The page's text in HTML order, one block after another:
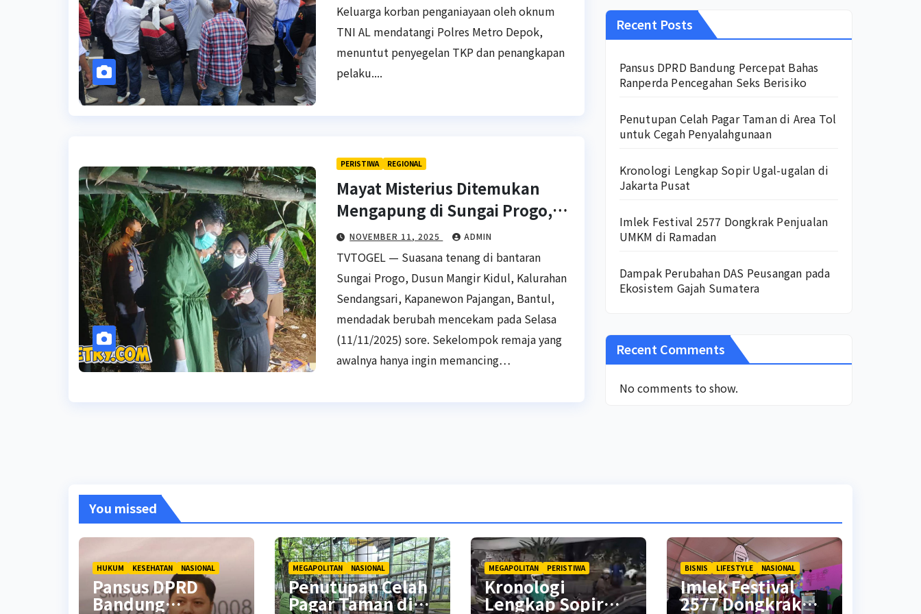
Keluarga korban penganiayaan oleh oknum
TNI AL mendatangi Polres Metro Depok,
menuntut penyegelan TKP dan penangkapan
pelaku....
PERISTIWA REGIONAL
Mayat Misterius Ditemukan
Mengapung di Sungai Progo,
Bocah SMP Jadi Saksi Pertama
NOVEMBER 11, 2025 ADMIN
TVTOGEL — Suasana tenang di bantaran
Sungai Progo, Dusun Mangir Kidul, Kalurahan
Sendangsari, Kapanewon Pajangan, Bantul,
mendadak berubah mencekam pada Selasa
(11/11/2025) sore. Sekelompok remaja yang
awalnya hanya ingin memancing…
Recent Posts
Pansus DPRD Bandung Percepat Bahas
Ranperda Pencegahan Seks Berisiko
Penutupan Celah Pagar Taman di Area Tol
untuk Cegah Penyalahgunaan
Kronologi Lengkap Sopir Ugal-ugalan di
Jakarta Pusat
Imlek Festival 2577 Dongkrak Penjualan
UMKM di Ramadan
Dampak Perubahan DAS Peusangan pada
Ekosistem Gajah Sumatera
Recent Comments
No comments to show.
You missed
HUKUM KESEHATAN NASIONAL
Pansus DPRD
Bandung
MEGAPOLITAN NASIONAL
Penutupan Celah
Pagar Taman di
MEGAPOLITAN PERISTIWA
Kronologi
Lengkap Sopir
BISNIS LIFESTYLE NASIONAL
Imlek Festival
2577 Dongkrak